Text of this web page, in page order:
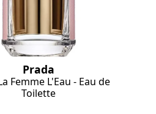
Prada
Femme L'Eau - Eau de
Toilette